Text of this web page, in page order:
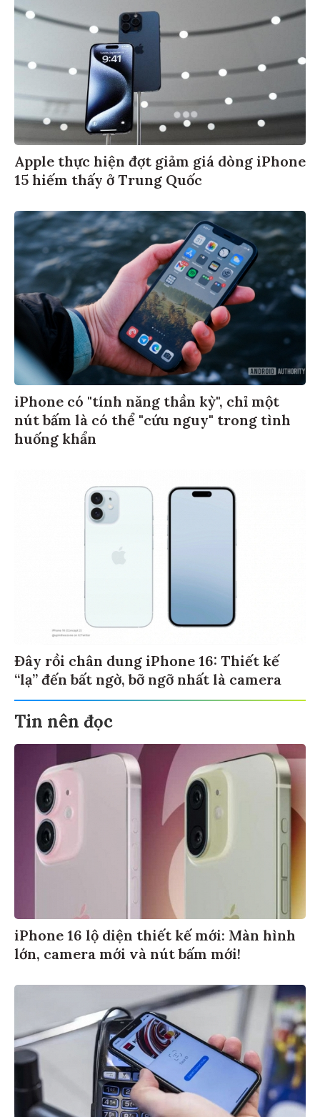
Apple thực hiện đợt giảm giá dòng iPhone
15 hiếm thấy ở Trung Quốc
iPhone có "tính năng thần kỳ", chỉ một
nút bấm là có thể "cứu nguy" trong tình
huống khẩn
Đây rồi chân dung iPhone 16: Thiết kế
“lạ” đến bất ngờ, bỡ ngỡ nhất là camera
Tin nên đọc
iPhone 16 lộ diện thiết kế mới: Màn hình
lớn, camera mới và nút bấm mới!